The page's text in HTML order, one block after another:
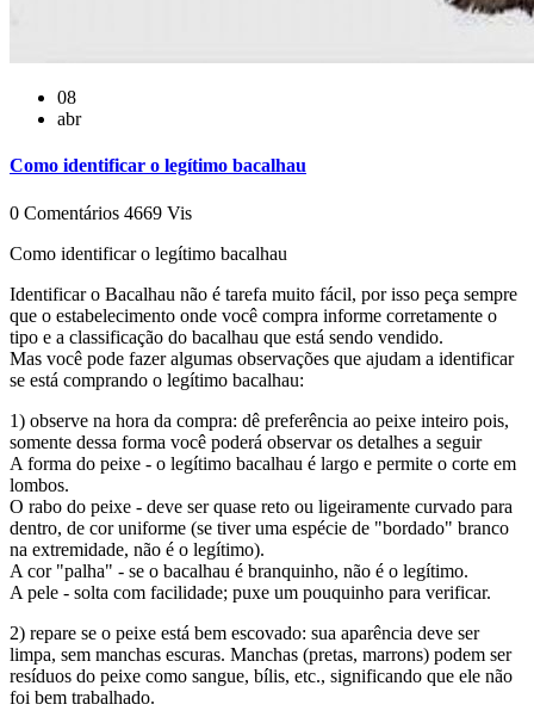
08
abr
Como identificar o legítimo bacalhau
0 Comentários 4669 Vis
Como identificar o legítimo bacalhau
Identificar o Bacalhau não é tarefa muito fácil, por isso peça sempre
que o estabelecimento onde você compra informe corretamente o
tipo e a classificação do bacalhau que está sendo vendido.
Mas você pode fazer algumas observações que ajudam a identificar
se está comprando o legítimo bacalhau:
1) observe na hora da compra: dê preferência ao peixe inteiro pois,
somente dessa forma você poderá observar os detalhes a seguir
A forma do peixe - o legítimo bacalhau é largo e permite o corte em
lombos.
O rabo do peixe - deve ser quase reto ou ligeiramente curvado para
dentro, de cor uniforme (se tiver uma espécie de "bordado" branco
na extremidade, não é o legítimo).
A cor "palha" - se o bacalhau é branquinho, não é o legítimo.
A pele - solta com facilidade; puxe um pouquinho para verificar.
2) repare se o peixe está bem escovado: sua aparência deve ser
limpa, sem manchas escuras. Manchas (pretas, marrons) podem ser
resíduos do peixe como sangue, bílis, etc., significando que ele não
foi bem trabalhado.